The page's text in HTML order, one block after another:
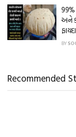
અને
BY
Recommended